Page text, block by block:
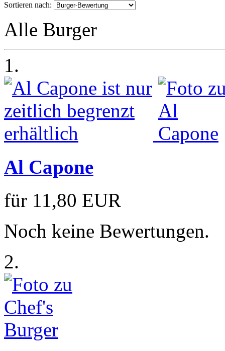
Sortieren nach:
Alle Burger
1.
Al Capone
für 11,80 EUR
Noch keine Bewertungen.
2.